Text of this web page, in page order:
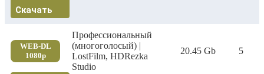
Скачать
WEB-DL
1080p
Профессиональный
(многоголосый) |
LostFilm, HDRezka
Studio
20.45 Gb 5